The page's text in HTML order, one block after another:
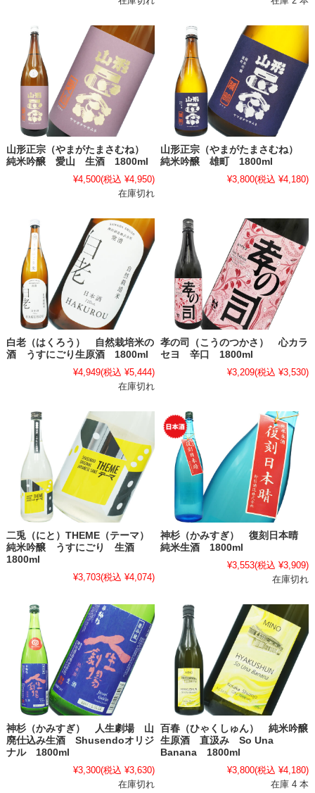
山形正宗（やまがたまさむね）
純米吟醸 愛山 生酒 1800ml
¥4,500(税込 ¥4,950)
在庫切れ
山形正宗（やまがたまさむね）
純米吟醸 雄町 1800ml
¥3,800(税込 ¥4,180)
白老（はくろう） 自然栽培米の
酒 うすにごり生原酒 1800ml
¥4,949(税込 ¥5,444)
在庫切れ
孝の司（こうのつかさ） 心カラ
セヨ 辛口 1800ml
¥3,209(税込 ¥3,530)
二兎（にと）THEME（テーマ）
純米吟醸 うすにごり 生酒
1800ml
¥3,703(税込 ¥4,074)
神杉（かみすぎ） 復刻日本晴
純米生酒 1800ml
¥3,553(税込 ¥3,909)
在庫切れ
神杉（かみすぎ） 人生劇場 山
廃仕込み生酒 Shusendoオリジ
ナル 1800ml
¥3,300(税込 ¥3,630)
在庫切れ
百春（ひゃくしゅん） 純米吟醸
生原酒 直汲み So Una
Banana 1800ml
¥3,800(税込 ¥4,180)
在庫 4 本